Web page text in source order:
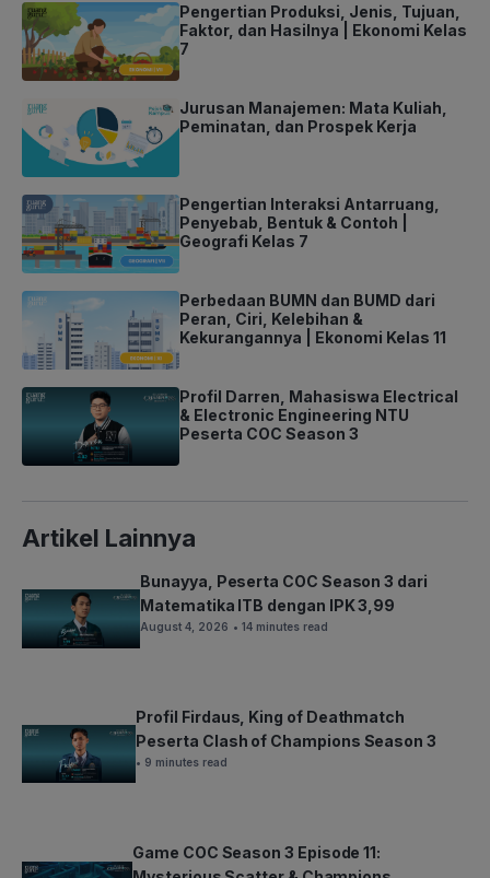
Pengertian Produksi, Jenis, Tujuan,
Faktor, dan Hasilnya | Ekonomi Kelas
7
Jurusan Manajemen: Mata Kuliah,
Peminatan, dan Prospek Kerja
Pengertian Interaksi Antarruang,
Penyebab, Bentuk & Contoh |
Geografi Kelas 7
Perbedaan BUMN dan BUMD dari
Peran, Ciri, Kelebihan &
Kekurangannya | Ekonomi Kelas 11
Profil Darren, Mahasiswa Electrical
& Electronic Engineering NTU
Peserta COC Season 3
Artikel Lainnya
Bunayya, Peserta COC Season 3 dari
Matematika ITB dengan IPK 3,99
August 4, 2026 • 14 minutes read
Profil Firdaus, King of Deathmatch
Peserta Clash of Champions Season 3
• 9 minutes read
Game COC Season 3 Episode 11: